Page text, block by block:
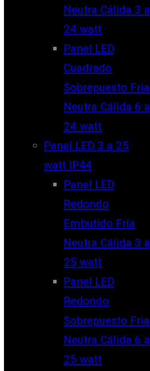
Neutra Cálida 3 a
24 watt
Panel LED
Cuadrado
Sobrepuesto Fría
Neutra Cálida 6 a
24 watt
Panel LED 3 a 25
watt IP44
Panel LED
Redondo
Embutido Fría
Neutra Cálida 3 a
25 watt
Panel LED
Redondo
Sobrepuesto Fría
Neutra Cálida 6 a
25 watt